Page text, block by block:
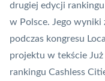
drugiej edycji
w Polsce. Jego wyniki
podczas kongresu
projektu w tekście
rankingu Cashless